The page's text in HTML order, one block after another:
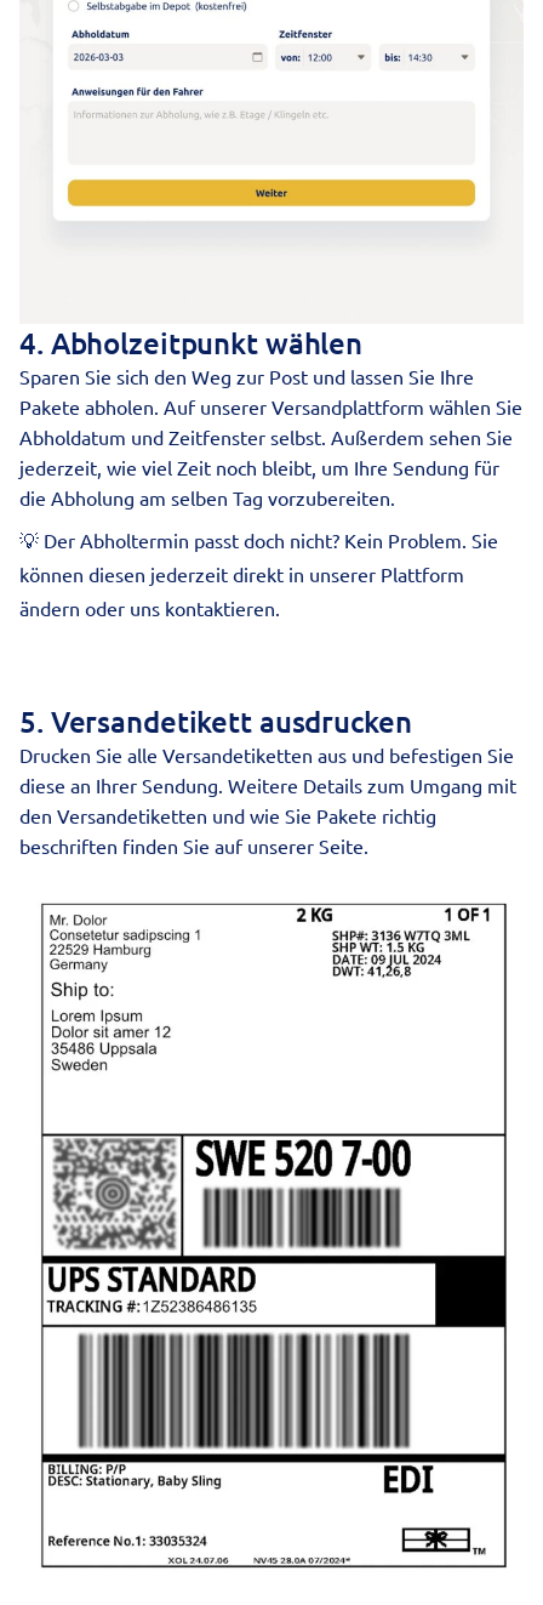
4. Abholzeitpunkt wählen
Sparen Sie sich den Weg zur Post und lassen Sie Ihre
Pakete abholen. Auf unserer Versandplattform wählen Sie
Abholdatum und Zeitfenster selbst. Außerdem sehen Sie
jederzeit, wie viel Zeit noch bleibt, um Ihre Sendung für
die Abholung am selben Tag vorzubereiten.
💡 Der Abholtermin passt doch nicht? Kein Problem. Sie
können diesen jederzeit direkt in unserer Plattform
ändern oder uns kontaktieren.
5. Versandetikett ausdrucken
Drucken Sie alle Versandetiketten aus und befestigen Sie
diese an Ihrer Sendung. Weitere Details zum Umgang mit
den Versandetiketten und wie Sie Pakete richtig
beschriften finden Sie auf unserer Seite.